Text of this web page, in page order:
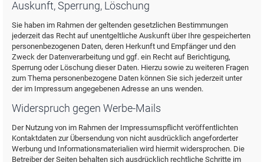
Auskunft, Sperrung, Löschung
Sie haben im Rahmen der geltenden gesetzlichen Bestimmungen
jederzeit das Recht auf unentgeltliche Auskunft über Ihre gespeicherten
personenbezogenen Daten, deren Herkunft und Empfänger und den
Zweck der Datenverarbeitung und ggf. ein Recht auf Berichtigung,
Sperrung oder Löschung dieser Daten. Hierzu sowie zu weiteren Fragen
zum Thema personenbezogene Daten können Sie sich jederzeit unter
der im Impressum angegebenen Adresse an uns wenden.
Widerspruch gegen Werbe-Mails
Der Nutzung von im Rahmen der Impressumspflicht veröffentlichten
Kontaktdaten zur Übersendung von nicht ausdrücklich angeforderter
Werbung und Informationsmaterialien wird hiermit widersprochen. Die
Betreiber der Seiten behalten sich ausdrücklich rechtliche Schritte im